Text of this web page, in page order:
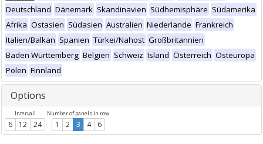
Deutschland Dänemark Skandinavien Südhemisphäre Südamerika
Afrika Ostasien Südasien Australien Niederlande Frankreich
Italien/Balkan Spanien Türkei/Nahost Großbritannien
Baden Württemberg Belgien Schweiz Island Österreich Osteuropa
Polen Finnland
Options
Intervall
6 12 24
Number of panels in row
1 2 3 4 6